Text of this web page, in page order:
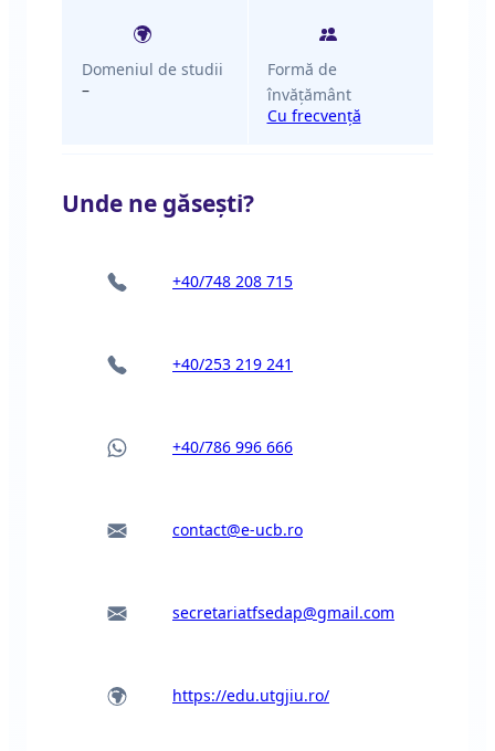
Domeniul de studii
–
Formă de
învățământ
Cu frecvență
Unde ne găsești?
+40/748 208 715
+40/253 219 241
+40/786 996 666
contact@e-ucb.ro
secretariatfsedap@gmail.com
https://edu.utgjiu.ro/